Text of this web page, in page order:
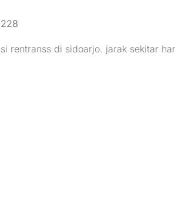
rentranss di sidoarjo. jarak sekitar